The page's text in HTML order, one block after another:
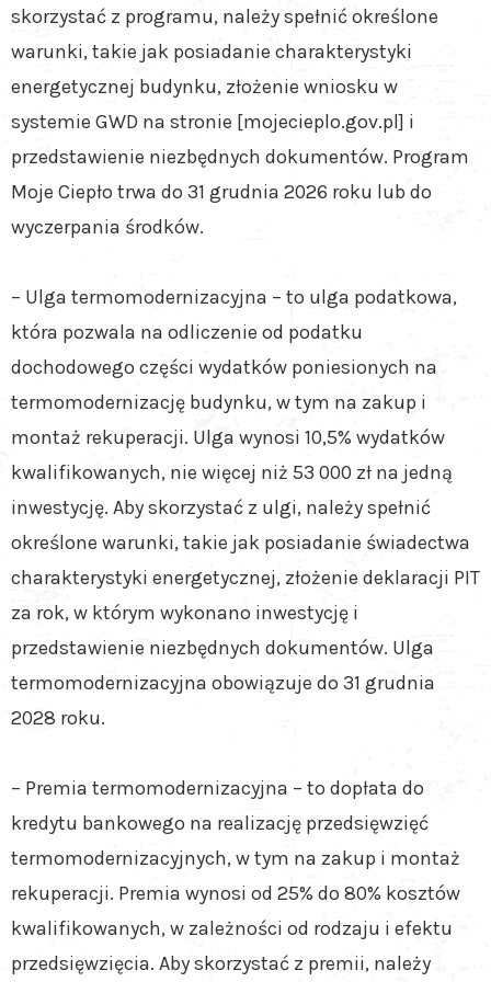
skorzystać z programu, należy spełnić określone
warunki, takie jak posiadanie charakterystyki
energetycznej budynku, złożenie wniosku w
systemie GWD na stronie [mojecieplo.gov.pl] i
przedstawienie niezbędnych dokumentów. Program
Moje Ciepło trwa do 31 grudnia 2026 roku lub do
wyczerpania środków.
– Ulga termomodernizacyjna – to ulga podatkowa,
która pozwala na odliczenie od podatku
dochodowego części wydatków poniesionych na
termomodernizację budynku, w tym na zakup i
montaż rekuperacji. Ulga wynosi 10,5% wydatków
kwalifikowanych, nie więcej niż 53 000 zł na jedną
inwestycję. Aby skorzystać z ulgi, należy spełnić
określone warunki, takie jak posiadanie świadectwa
charakterystyki energetycznej, złożenie deklaracji PIT
za rok, w którym wykonano inwestycję i
przedstawienie niezbędnych dokumentów. Ulga
termomodernizacyjna obowiązuje do 31 grudnia
2028 roku.
– Premia termomodernizacyjna – to dopłata do
kredytu bankowego na realizację przedsięwzięć
termomodernizacyjnych, w tym na zakup i montaż
rekuperacji. Premia wynosi od 25% do 80% kosztów
kwalifikowanych, w zależności od rodzaju i efektu
przedsięwzięcia. Aby skorzystać z premii, należy